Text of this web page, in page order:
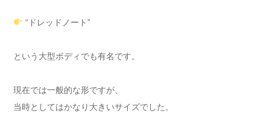
“ドレッドノート”
という大型ボディでも有名です。
現在では一般的な形ですが、
当時としてはかなり大きいサイズでした。